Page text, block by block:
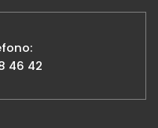
46 42